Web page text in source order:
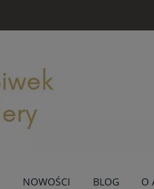
NOWOŚCI BLOG O